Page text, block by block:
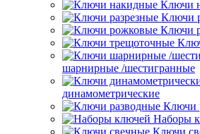
Ключи
Ключи
Ключи
шарнирные /шестигранные
динамометрические
Ключи
Наборы
Ключи